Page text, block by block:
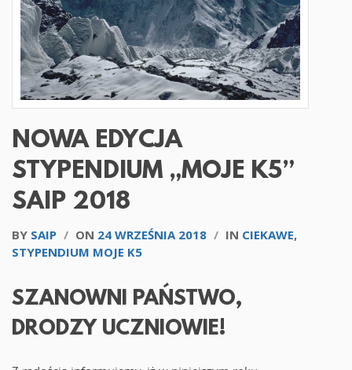
NOWA EDYCJA
STYPENDIUM „MOJE K5”
SAIP 2018
BY SAIP / ON 24 WRZEŚNIA 2018 / IN CIEKAWE,
STYPENDIUM MOJE K5
SZANOWNI PAŃSTWO,
DRODZY UCZNIOWIE!